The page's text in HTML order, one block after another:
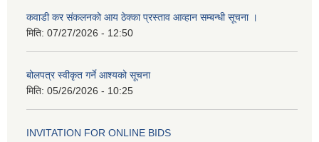
कवाडी कर संकलनको आय ठेक्का प्रस्ताव आव्हान सम्बन्धी सूचना ।
मिति: 07/27/2026 - 12:50
बोलपत्र स्वीकृत गर्ने आश्यको सूचना
मिति: 05/26/2026 - 10:25
INVITATION FOR ONLINE BIDS